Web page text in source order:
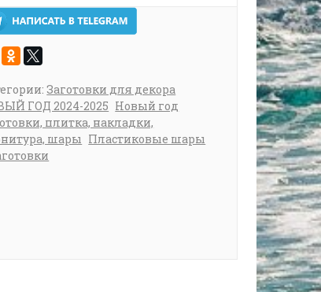
Заготовки для декора
ГОД 2024-2025 Новый год
плитка, накладки,
шары Пластиковые шары